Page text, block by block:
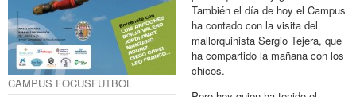
CAMPUS FOCUSFUTBOL
También el día de hoy el Campus
ha contado con la visita del
mallorquinista Sergio Tejera, que
ha compartido la mañana con los
chicos.